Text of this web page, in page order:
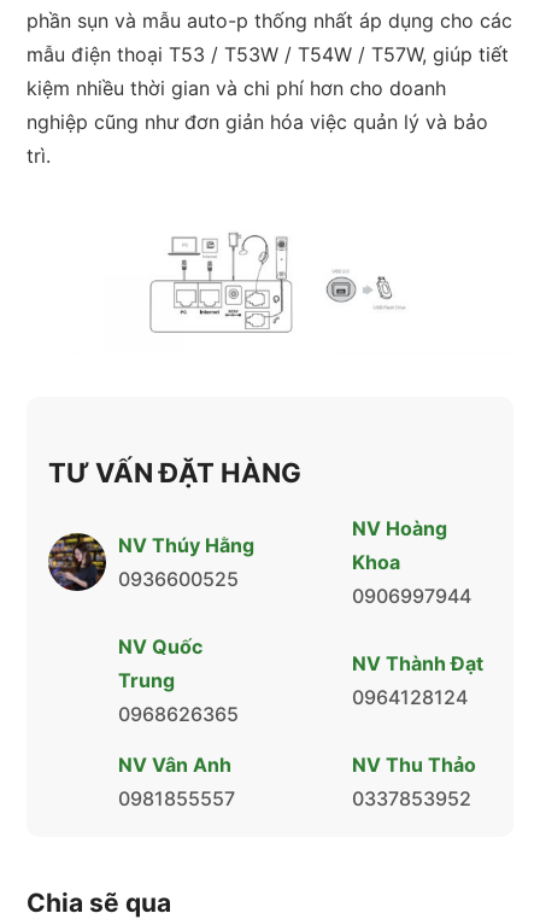
phần sụn và mẫu auto-p thống nhất áp dụng cho các
mẫu điện thoại T53 / T53W / T54W / T57W, giúp tiết
kiệm nhiều thời gian và chi phí hơn cho doanh
nghiệp cũng như đơn giản hóa việc quản lý và bảo
trì.
TƯ VẤN ĐẶT HÀNG
NV Thúy Hằng
0936600525
NV Hoàng
Khoa
0906997944
NV Quốc
Trung
0968626365
NV Thành Đạt
0964128124
NV Vân Anh
0981855557
NV Thu Thảo
0337853952
Chia sẽ qua